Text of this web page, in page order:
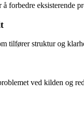
forbedre eksisterende
tilfører struktur og
ved kilden og